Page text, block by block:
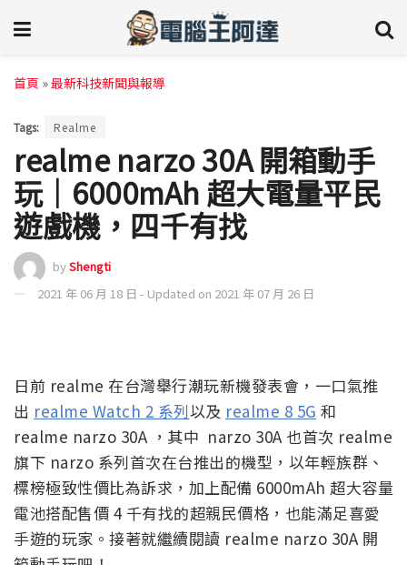
首頁 »最新科技新聞與報導
Tags: Realme
realme narzo 30A 開箱動手
玩｜6000mAh 超大電量平民
遊戲機，四千有找
byShengti
2021 年 06 月 18 日 - Updated on 2021 年 07 月 26 日
日前 realme 在台灣舉行潮玩新機發表會，一口氣推
出 realme Watch 2 系列以及 realme 8 5G 和
realme narzo 30A ，其中 narzo 30A 也首次 realme
旗下 narzo 系列首次在台推出的機型，以年輕族群、
標榜極致性價比為訴求，加上配備 6000mAh 超大容量
電池搭配售價 4 千有找的超親民價格，也能滿足喜愛
手遊的玩家。接著就繼續閱讀 realme narzo 30A 開